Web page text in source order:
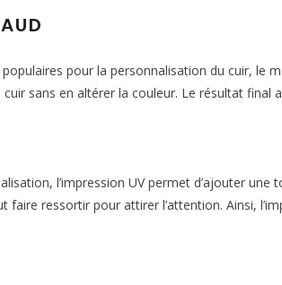
populaires pour la personnalisation du cuir,
sans en altérer la couleur. Le résultat
l’impression UV permet d’ajouter
faire ressortir pour attirer l’attention. Ainsi,